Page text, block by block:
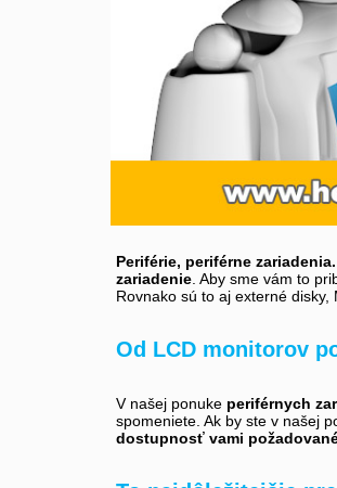
Periférie, periférne zariadenia.
zariadenie . Aby sme vám to
Rovnako sú to aj externé disky,
Od LCD monitorov
V našej ponuke periférnych
spomeniete. Ak by ste v našej
dostupnosť vami